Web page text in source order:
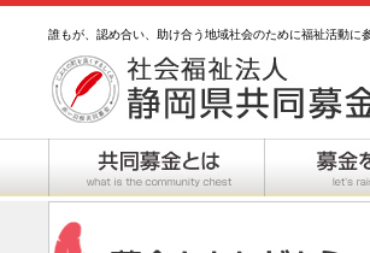
誰もが、認め合い、助け合う地域社会のために福祉活動に